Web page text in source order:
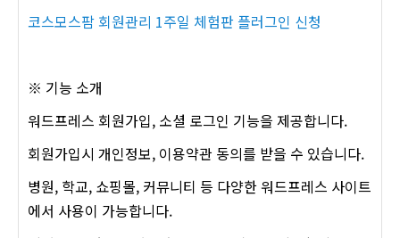
코스모스팜 회원관리 1주일 체험판 플러그인 신청
※ 기능 소개
워드프레스 회원가입, 소셜 로그인 기능을 제공합니다.
회원가입시 개인정보, 이용약관 동의를 받을 수 있습니다.
병원, 학교, 쇼핑몰, 커뮤니티 등 다양한 워드프레스 사이트
에서 사용이 가능합니다.